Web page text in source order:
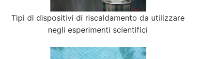
Tipi di dispositivi di riscaldamento da utilizzare
negli esperimenti scientifici